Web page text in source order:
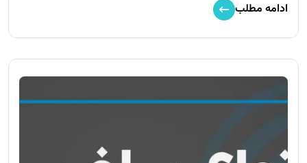
ادامه مطلب